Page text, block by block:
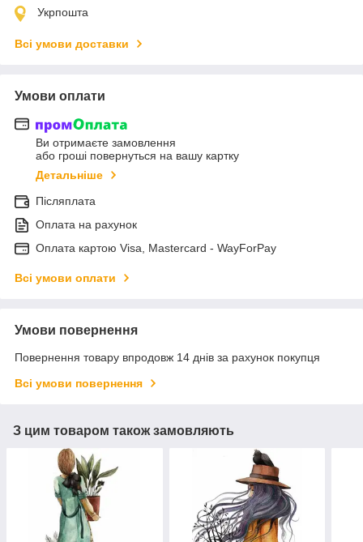
Укрпошта
Всі умови доставки
Умови оплати
Ви отримаєте замовлення
або гроші повернуться на вашу картку
Детальніше
Післяплата
Оплата на рахунок
Оплата картою Visa, Mastercard - WayForPay
Всі умови оплати
Умови повернення
Повернення товару впродовж 14 днів за рахунок покупця
Всі умови повернення
З цим товаром також замовляють